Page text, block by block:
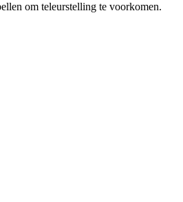
om teleurstelling te voorkomen.